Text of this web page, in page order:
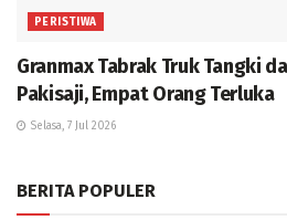
PERISTIWA
Granmax Tabrak Truk Tangki
Pakisaji, Empat Orang Terluka
Selasa, 7 Jul 2026
BERITA POPULER